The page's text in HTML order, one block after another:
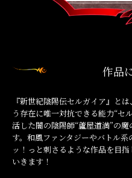
作品
『新世紀陰陽伝セルガイア』と
う存在に唯一対抗できる能力“セ
活した闇の陰陽師“蘆屋道満”の
す。和風ファンタジーやバトル
ッ！っと刺さるような作品を目
いきます！